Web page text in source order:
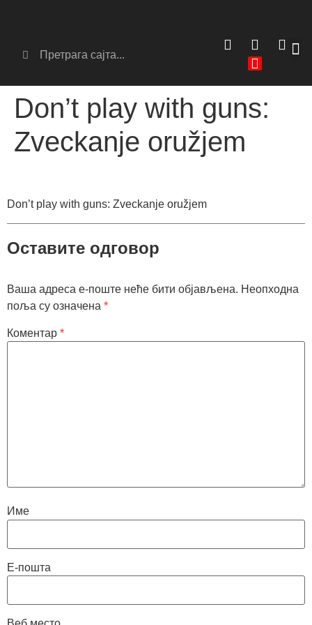
Don’t play with guns:
Zveckanje oružjem
Don’t play with guns: Zveckanje oružjem
Оставите одговор
Ваша адреса е-поште неће бити објављена. Неопходна
поља су означена *
Коментар *
Име
Е-пошта